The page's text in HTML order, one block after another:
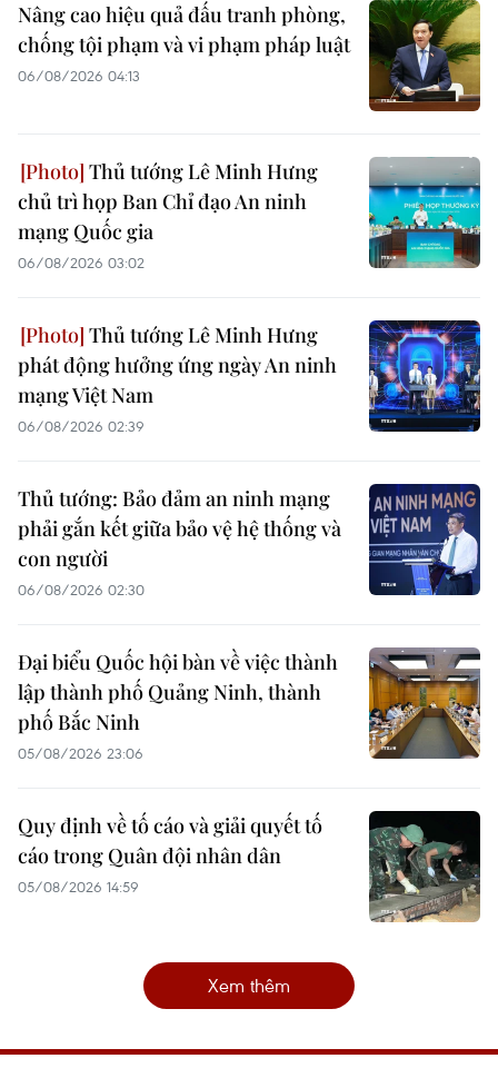
Nâng cao hiệu quả đấu tranh phòng,
chống tội phạm và vi phạm pháp luật
06/08/2026 04:13
Thủ tướng Lê Minh Hưng
chủ trì họp Ban Chỉ đạo An ninh
mạng Quốc gia
06/08/2026 03:02
Thủ tướng Lê Minh Hưng
phát động hưởng ứng ngày An ninh
mạng Việt Nam
06/08/2026 02:39
Thủ tướng: Bảo đảm an ninh mạng
phải gắn kết giữa bảo vệ hệ thống và
con người
06/08/2026 02:30
Đại biểu Quốc hội bàn về việc thành
lập thành phố Quảng Ninh, thành
phố Bắc Ninh
05/08/2026 23:06
Quy định về tố cáo và giải quyết tố
cáo trong Quân đội nhân dân
05/08/2026 14:59
Xem thêm